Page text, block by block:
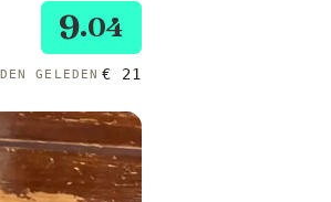
9.04
GELEDEN € 21